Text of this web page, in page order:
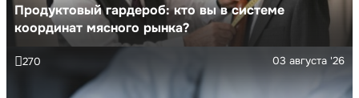
Продуктовый гардероб: кто вы в системе
координат мясного рынка?
03 августа '26
270